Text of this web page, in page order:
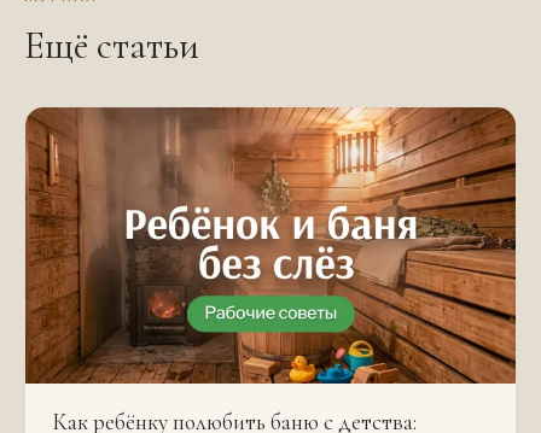
Ещё статьи
Как ребёнку полюбить баню с детства: